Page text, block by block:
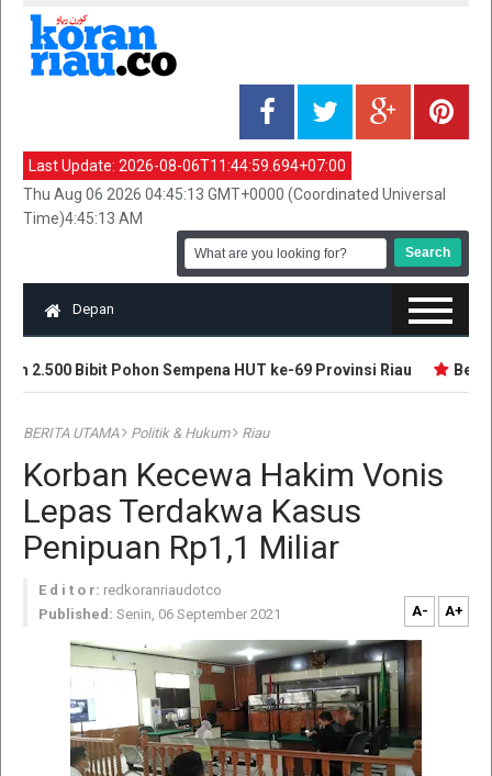
Last Update: 2026-08-06T11:44:59.694+07:00
Thu Aug 06 2026 04:45:13 GMT+0000 (Coordinated Universal
Time)4:45:13 AM
Depan
2.500 Bibit Pohon Sempena HUT ke-69 Provinsi Riau
BERITA UTAMA Politik & Hukum Riau
Korban Kecewa Hakim Vonis
Lepas Terdakwa Kasus
Penipuan Rp1,1 Miliar
E d i t o r: redkoranriaudotco
Published: Senin, 06 September 2021 A- A+